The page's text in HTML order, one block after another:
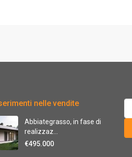
nelle vendite
Abbiategrasso, in fase di
realizzaz...
€495.000